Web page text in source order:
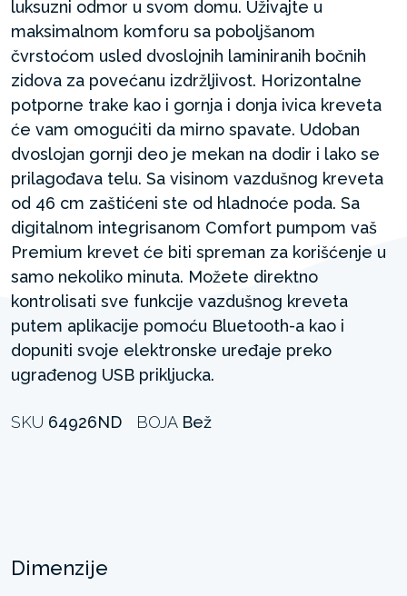
luksuzni odmor u svom domu. Uživajte u
maksimalnom komforu sa poboljšanom
čvrstoćom usled dvoslojnih laminiranih bočnih
zidova za povećanu izdržljivost. Horizontalne
potporne trake kao i gornja i donja ivica kreveta
će vam omogućiti da mirno spavate. Udoban
dvoslojan gornji deo je mekan na dodir i lako se
prilagođava telu. Sa visinom vazdušnog kreveta
od 46 cm zaštićeni ste od hladnoće poda. Sa
digitalnom integrisanom Comfort pumpom vaš
Premium krevet će biti spreman za korišćenje u
samo nekoliko minuta. Možete direktno
kontrolisati sve funkcije vazdušnog kreveta
putem aplikacije pomoću Bluetooth-a kao i
dopuniti svoje elektronske uređaje preko
ugrađenog USB prikljucka. ​ ​
SKU 64926ND BOJA Bež
Dimenzije